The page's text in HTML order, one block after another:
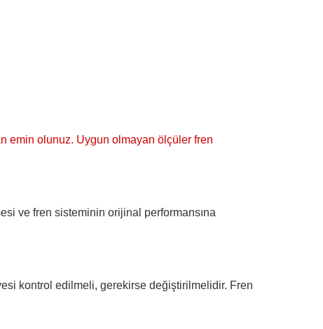
emin olunuz. Uygun olmayan ölçüler fren
ve fren sisteminin orijinal performansına
kontrol edilmeli, gerekirse değiştirilmelidir. Fren